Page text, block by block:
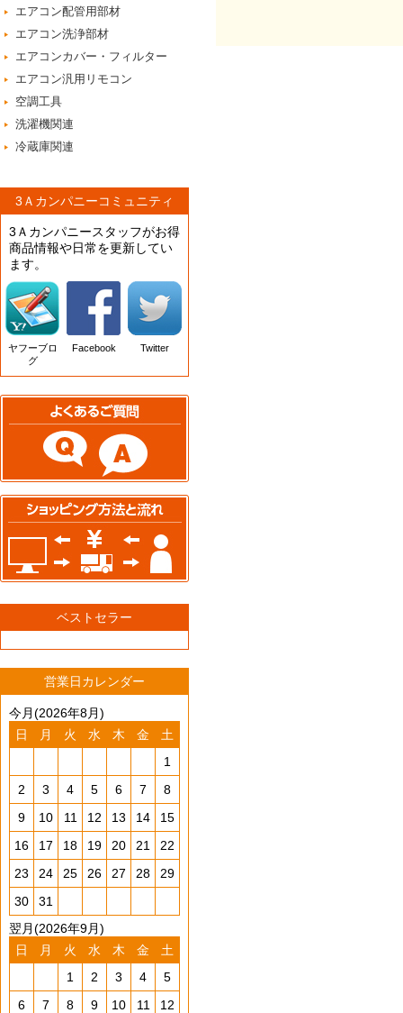
エアコン配管用部材
エアコン洗浄部材
エアコンカバー・フィルター
エアコン汎用リモコン
空調工具
洗濯機関連
冷蔵庫関連
3Ａカンパニーコミュニティ
3Ａカンパニースタッフがお得
商品情報や日常を更新してい
ます。
ヤフーブロ
グ
Facebook Twitter
ベストセラー
営業日カレンダー
今月(2026年8月)
日
月 火 水 木 金
土
1
2
3 4 5 6 7
8
9
10 11 12 13 14
15
16
17 18 19 20 21
22
23
24 25 26 27 28
29
30
31
翌月(2026年9月)
日
月 火 水 木 金
土
1
2 3 4
5
6
7 8 9 10 11
12